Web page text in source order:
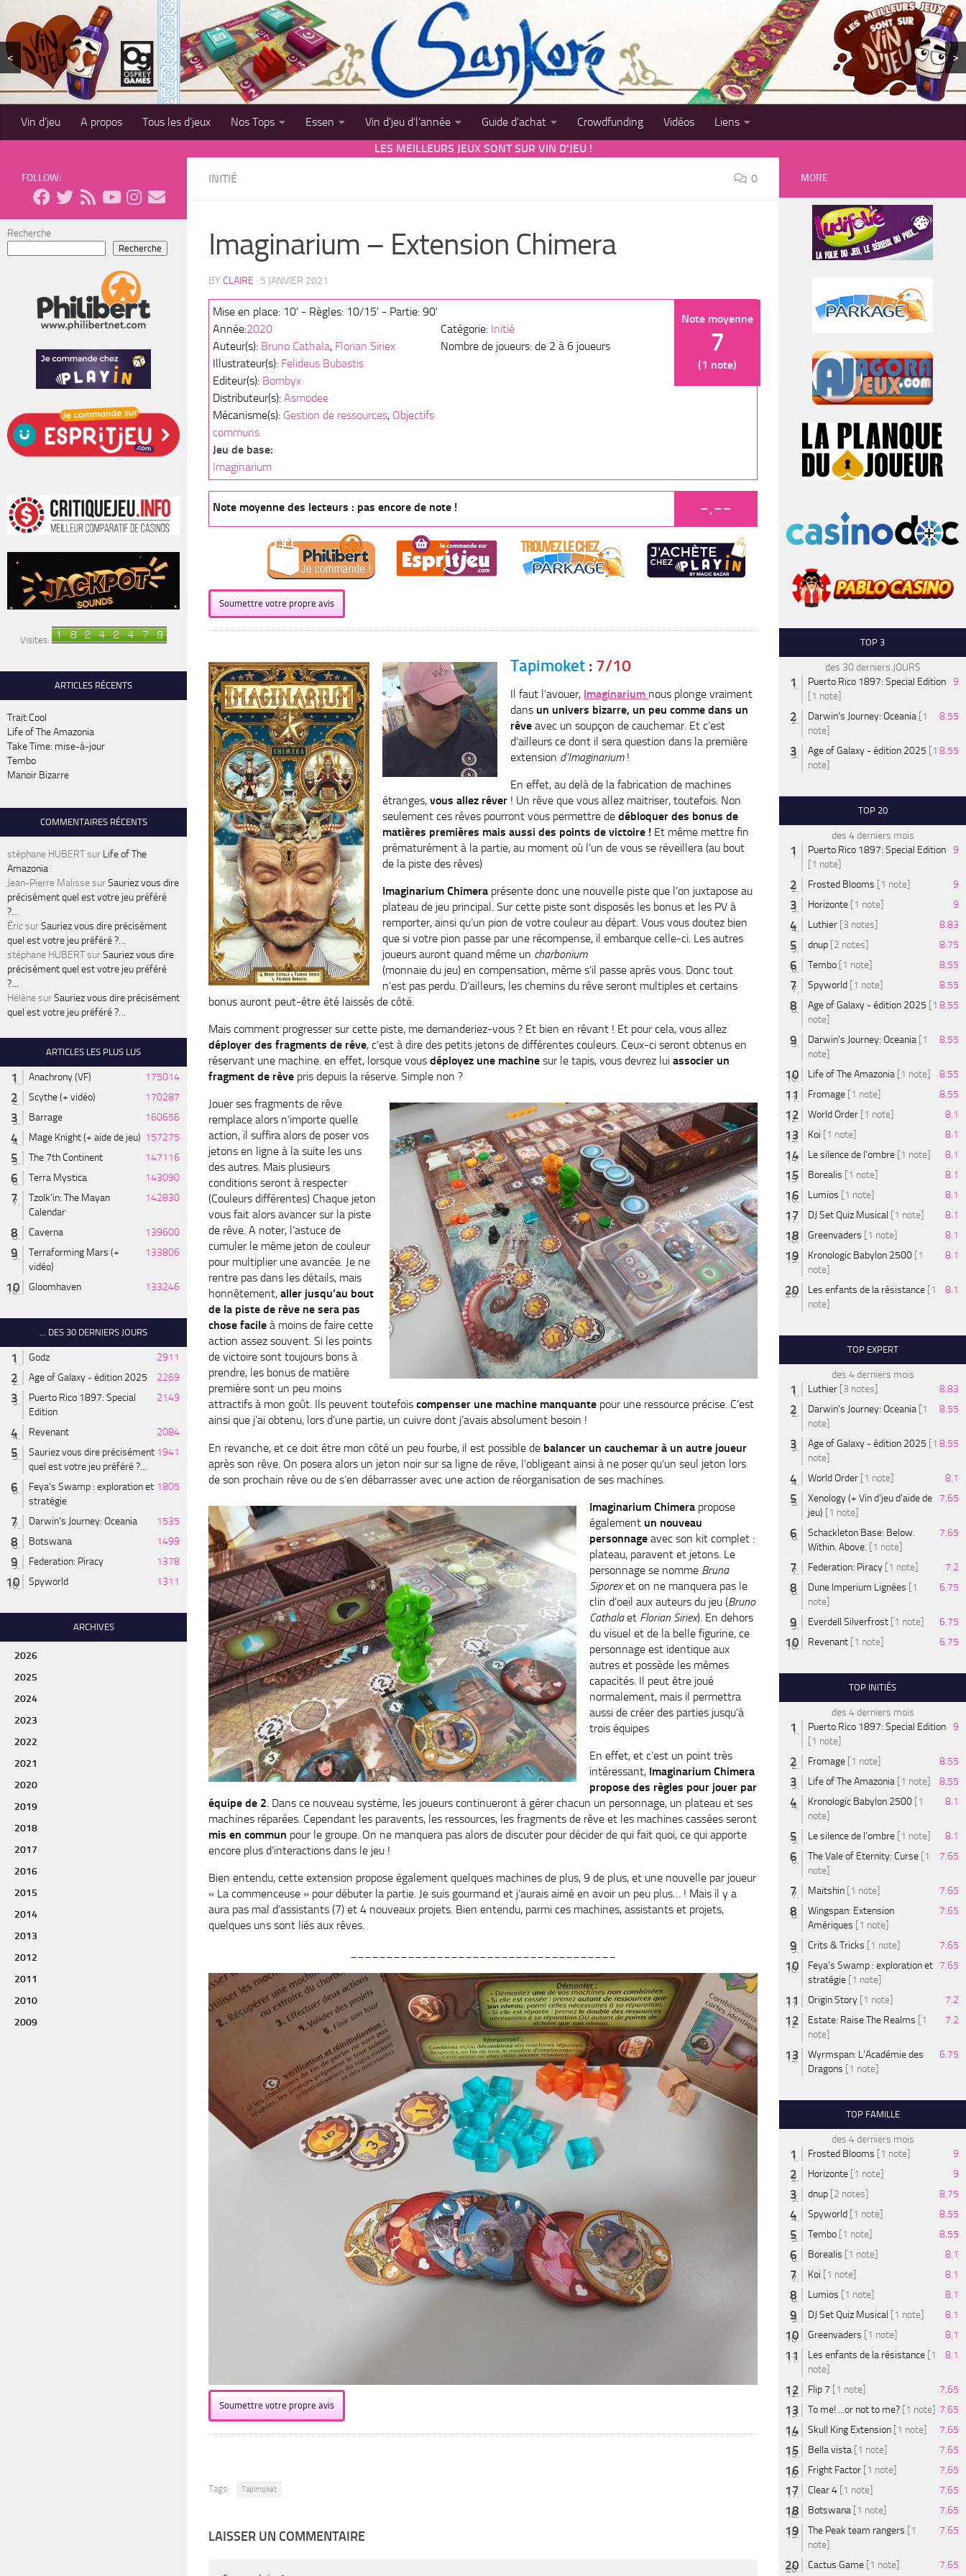
Skip to content
< >
Vin d’jeu A propos Tous les d’jeux Nos Tops Essen Vin d’jeu d’l’année Guide d’achat Crowdfunding Vidéos
Liens
LES MEILLEURS JEUX SONT SUR VIN D'JEU !
INITIÉ 0
Imaginarium – Extension Chimera
BY CLAIRE · 5 JANVIER 2021
Note moyenne
7
(1 note)
Mise en place: 10' - Règles: 10/15' - Partie: 90'
Année:2020
Auteur(s): Bruno Cathala, Florian Siriex
Illustrateur(s): Felideus Bubastis
Editeur(s): Bombyx
Distributeur(s): Asmodee
Mécanisme(s): Gestion de ressources, Objectifs
communs
Catégorie: Initié
Nombre de joueurs: de 2 à 6 joueurs
Jeu de base:
Imaginarium
Note moyenne des lecteurs : pas encore de note ! -.--
Soumettre votre propre avis
Tapimoket : 7/10
Il faut l’avouer, Imaginarium nous plonge vraiment
dans un univers bizarre, un peu comme dans un
rêve avec un soupçon de cauchemar. Et c’est
d’ailleurs ce dont il sera question dans la première
extension d’Imaginarium !
En effet, au delà de la fabrication de machines
étranges, vous allez rêver ! Un rêve que vous allez maitriser, toutefois. Non
seulement ces rêves pourront vous permettre de débloquer des bonus de
matières premières mais aussi des points de victoire ! Et même mettre fin
prématurément à la partie, au moment où l’un de vous se réveillera (au bout
de la piste des rêves)
Imaginarium Chimera présente donc une nouvelle piste que l’on juxtapose au
plateau de jeu principal. Sur cette piste sont disposés les bonus et les PV à
remporter, ainsi qu’un pion de votre couleur au départ. Vous vous doutez bien
que si votre pion passe par une récompense, il embarque celle-ci. Les autres
joueurs auront quand même un charbonium
(monnaie du jeu) en compensation, même s’il passe après vous. Donc tout
n’est pas perdu. D’ailleurs, les chemins du rêve seront multiples et certains
bonus auront peut-être été laissés de côté.
Mais comment progresser sur cette piste, me demanderiez-vous ? Et bien en rêvant ! Et pour cela, vous allez
déployer des fragments de rêve, c’est à dire des petits jetons de différentes couleurs. Ceux-ci seront obtenus en
réservant une machine. en effet, lorsque vous déployez une machine sur le tapis, vous devrez lui associer un
fragment de rêve pris depuis la réserve. Simple non ?
Jouer ses fragments de rêve
remplace alors n’importe quelle
action, il suffira alors de poser vos
jetons en ligne à la suite les uns
des autres. Mais plusieurs
conditions seront à respecter
(Couleurs différentes) Chaque jeton
vous fait alors avancer sur la piste
de rêve. A noter, l’astuce de
cumuler le même jeton de couleur
pour multiplier une avancée. Je ne
rentre pas dans les détails, mais
honnêtement, aller jusqu’au bout
de la piste de rêve ne sera pas
chose facile à moins de faire cette
action assez souvent. Si les points
de victoire sont toujours bons à
prendre, les bonus de matière
première sont un peu moins
attractifs à mon goût. Ils peuvent toutefois compenser une machine manquante pour une ressource précise. C’est
ainsi que j’ai obtenu, lors d’une partie, un cuivre dont j’avais absolument besoin !
En revanche, et ce doit être mon côté un peu fourbe, il est possible de balancer un cauchemar à un autre joueur
après son rêve. On posera alors un jeton noir sur sa ligne de rêve, l’obligeant ainsi à ne poser qu’un seul jeton lors
de son prochain rêve ou de s’en débarrasser avec une action de réorganisation de ses machines.
Imaginarium Chimera propose
également un nouveau
personnage avec son kit complet :
plateau, paravent et jetons. Le
personnage se nomme Bruna
Siporexet on ne manquera pas le
clin d’oeil aux auteurs du jeu (Bruno
Cathalaet Florian Siriex). En dehors
du visuel et de la belle figurine, ce
personnage est identique aux
autres et possède les mêmes
capacités. Il peut être joué
normalement, mais il permettra
aussi de créer des parties jusqu’à
trois équipes
En effet, et c’est un point très
intéressant, Imaginarium Chimera
propose des règles pour jouer par
équipe de 2. Dans ce nouveau système, les joueurs continueront à gérer chacun un personnage, un plateau et ses
machines réparées. Cependant les paravents, les ressources, les fragments de rêve et les machines cassées seront
mis en commun pour le groupe. On ne manquera pas alors de discuter pour décider de qui fait quoi, ce qui apporte
encore plus d’interactions dans le jeu !
Bien entendu, cette extension propose également quelques machines de plus, 9 de plus, et une nouvelle par joueur
« La commenceuse » pour débuter la partie. Je suis gourmand et j’aurais aimé en avoir un peu plus… ! Mais il y a
aura pas mal d’assistants (7) et 4 nouveaux projets. Bien entendu, parmi ces machines, assistants et projets,
quelques uns sont liés aux rêves.
Soumettre votre propre avis
Tags: Tapimoket
LAISSER UN COMMENTAIRE
FOLLOW:
Recherche
Recherche
Visites:
ARTICLES RÉCENTS
Trait Cool
Life of The Amazonia
Take Time: mise-à-jour
Tembo
Manoir Bizarre
COMMENTAIRES RÉCENTS
stéphane HUBERTsur Life of The
Amazonia
Jean-Pierre MalissesurSauriez vous dire
précisément quel est votre jeu préféré
?…
ÉricsurSauriez vous dire précisément
quel est votre jeu préféré ?…
stéphane HUBERTsurSauriez vous dire
précisément quel est votre jeu préféré
?…
HélènesurSauriez vous dire précisément
quel est votre jeu préféré ?…
ARTICLES LES PLUS LUS
Anachrony (VF)
175014
Scythe (+ vidéo)
170287
Barrage
160656
Mage Knight (+ aide de jeu) 157275
The 7th Continent
147116
Terra Mystica
143090
Tzolk'in: The Mayan
Calendar
142830
Caverna
139600
Terraforming Mars (+
vidéo)
133806
Gloomhaven 133246
... DES 30 DERNIERS JOURS
Godz
2911
Age of Galaxy - édition 2025
2269
Puerto Rico 1897: Special
Edition
2149
Revenant
2084
Sauriez vous dire précisément
quel est votre jeu préféré ?...
1941
Feya’s Swamp : exploration et
stratégie
1805
Darwin's Journey: Oceania
1535
Botswana
1499
Federation: Piracy
1378
Spyworld
1311
ARCHIVES
2026
2025
2024
2023
2022
2021
2020
2019
2018
2017
2016
2015
2014
2013
2012
2011
2010
2009
MORE
TOP 3
des 30 derniers JOURS
Puerto Rico 1897: Special Edition
[1 note]
9
Darwin's Journey: Oceania [1
note]
8.55
Age of Galaxy - édition 2025 [1
note]
8.55
TOP 20
des 4 derniers mois
Puerto Rico 1897: Special Edition
[1 note]
9
Frosted Blooms [1 note]
9
Horizonte [1 note]
9
Luthier [3 notes]
8.83
dnup [2 notes]
8.75
Tembo [1 note]
8.55
Spyworld [1 note]
8.55
Age of Galaxy - édition 2025 [1
note]
8.55
Darwin's Journey: Oceania [1
note]
8.55
Life of The Amazonia [1 note]
8.55
Fromage [1 note]
8.55
World Order [1 note]
8.1
Koi [1 note]
8.1
Le silence de l'ombre [1 note]
8.1
Borealis [1 note]
8.1
Lumios [1 note]
8.1
DJ Set Quiz Musical [1 note]
8.1
Greenvaders [1 note]
8.1
Kronologic Babylon 2500 [1
note]
8.1
Les enfants de la résistance [1
note]
8.1
TOP EXPERT
des 4 derniers mois
Luthier [3 notes]
8.83
Darwin's Journey: Oceania [1
note]
8.55
Age of Galaxy - édition 2025 [1
note]
8.55
World Order [1 note]
8.1
Xenology (+ Vin d'jeu d'aide de
jeu) [1 note]
7.65
Schackleton Base: Below.
Within. Above. [1 note]
7.65
Federation: Piracy [1 note]
7.2
Dune Imperium Lignées [1
note]
6.75
Everdell Silverfrost [1 note]
6.75
Revenant [1 note] 6.75
TOP INITIÉS
des 4 derniers mois
Puerto Rico 1897: Special Edition
[1 note]
9
Fromage [1 note]
8.55
Life of The Amazonia [1 note]
8.55
Kronologic Babylon 2500 [1
note]
8.1
Le silence de l'ombre [1 note]
8.1
The Vale of Eternity: Curse [1
note]
7.65
Maitshin [1 note]
7.65
Wingspan: Extension
Amériques [1 note]
7.65
Crits & Tricks [1 note]
7.65
Feya’s Swamp : exploration et
stratégie [1 note]
7.65
Origin Story [1 note]
7.2
Estate: Raise The Realms [1
note]
7.2
Wyrmspan: L'Académie des
Dragons [1 note]
6.75
TOP FAMILLE
des 4 derniers mois
Frosted Blooms [1 note]
9
Horizonte [1 note]
9
dnup [2 notes]
8.75
Spyworld [1 note]
8.55
Tembo [1 note]
8.55
Borealis [1 note]
8.1
Koi [1 note]
8.1
Lumios [1 note]
8.1
DJ Set Quiz Musical [1 note]
8.1
Greenvaders [1 note]
8.1
Les enfants de la résistance [1
note]
8.1
Flip 7 [1 note]
7.65
To me! ...or not to me? [1 note]
7.65
Skull King Extension [1 note]
7.65
Bella vista [1 note]
7.65
Fright Factor [1 note]
7.65
Clear 4 [1 note]
7.65
Botswana [1 note]
7.65
The Peak team rangers [1
note]
7.65
Cactus Game [1 note] 7.65